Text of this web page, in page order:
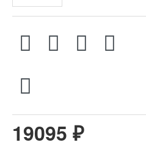
19095 ₽